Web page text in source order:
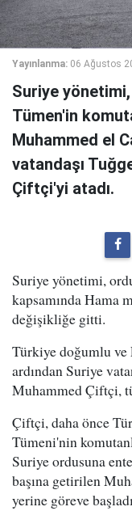
Yayınlanma: 06 Ağustos
Suriye
Tümen'in
Muhammed el
vatandaşı
Çiftçi'yi atadı.
Suriye yönetimi,
kapsamında Hama
değişikliğe gitti.
Türkiye doğumlu
ardından Suriye
Muhammed Çiftçi,
Çiftçi, daha önce
Tümeni'nin
Suriye ordusuna
başına getirilen
yerine göreve